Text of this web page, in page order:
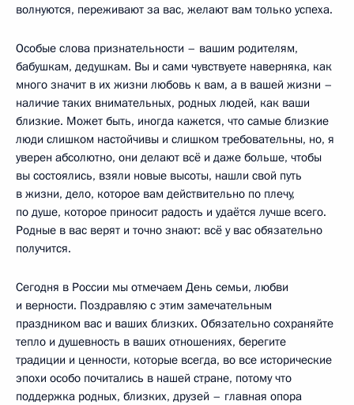
волнуются, переживают за вас, желают вам только успеха.
Особые слова признательности – вашим родителям,
бабушкам, дедушкам. Вы и сами чувствуете наверняка, как
много значит в их жизни любовь к вам, а в вашей жизни –
наличие таких внимательных, родных людей, как ваши
близкие. Может быть, иногда кажется, что самые близкие
люди слишком настойчивы и слишком требовательны, но, я
уверен абсолютно, они делают всё и даже больше, чтобы
вы состоялись, взяли новые высоты, нашли свой путь
в жизни, дело, которое вам действительно по плечу,
по душе, которое приносит радость и удаётся лучше всего.
Родные в вас верят и точно знают: всё у вас обязательно
получится.
Сегодня в России мы отмечаем День семьи, любви
и верности. Поздравляю с этим замечательным
праздником вас и ваших близких. Обязательно сохраняйте
тепло и душевность в ваших отношениях, берегите
традиции и ценности, которые всегда, во все исторические
эпохи особо почитались в нашей стране, потому что
поддержка родных, близких, друзей – главная опора